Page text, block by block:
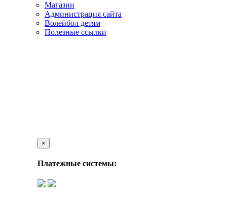
Магазин
Администрация сайта
Волейбол детям
Полезные ссылки
×
Платежные системы: